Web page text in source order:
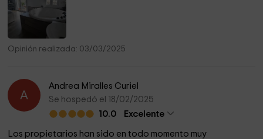
Opinión realizada: 03/03/2025
A
Andrea Miralles Curiel
Se hospedó el 18/02/2025
10.0
Excelente
Los propietarios han sido en todo momento muy